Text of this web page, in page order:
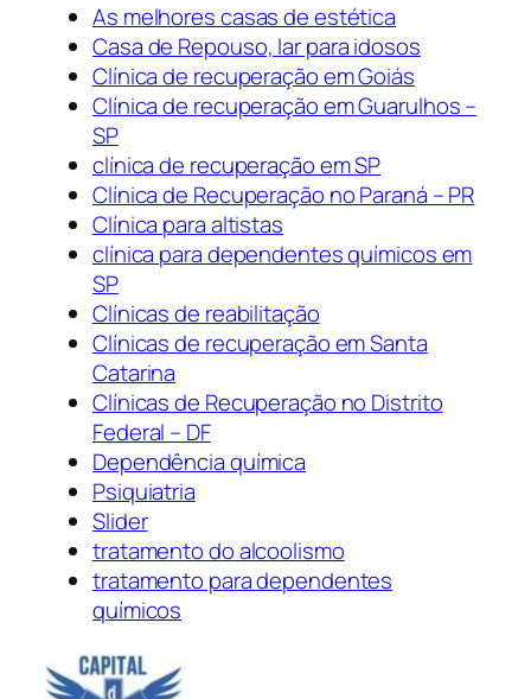
As melhores casas de estética
Casa de Repouso, lar para idosos
Clínica de recuperação em Goiás
Clínica de recuperação em Guarulhos –
SP
clínica de recuperação em SP
Clínica de Recuperação no Paraná – PR
Clínica para altistas
clínica para dependentes químicos em
SP
Clínicas de reabilitação
Clínicas de recuperação em Santa
Catarina
Clínicas de Recuperação no Distrito
Federal – DF
Dependência química
Psiquiatria
Slider
tratamento do alcoolismo
tratamento para dependentes
químicos